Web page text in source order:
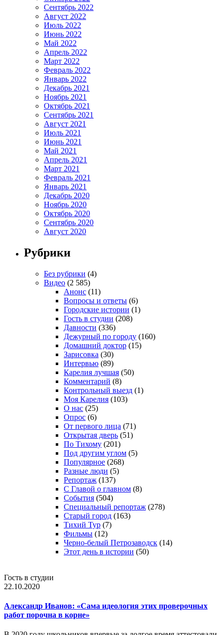
Сентябрь 2022
Август 2022
Июль 2022
Июнь 2022
Май 2022
Апрель 2022
Март 2022
Февраль 2022
Январь 2022
Декабрь 2021
Ноябрь 2021
Октябрь 2021
Сентябрь 2021
Август 2021
Июль 2021
Июнь 2021
Май 2021
Апрель 2021
Март 2021
Февраль 2021
Январь 2021
Декабрь 2020
Ноябрь 2020
Октябрь 2020
Сентябрь 2020
Август 2020
Рубрики
Без рубрики (4)
Видео (2 585)
Анонс (11)
Вопросы и ответы (6)
Городские истории (1)
Гость в студии (208)
Давности (336)
Дежурный по городу (160)
Домашний доктор (15)
Зарисовка (30)
Интервью (89)
Карелия лучшая (50)
Комментарий (8)
Контрольный выезд (1)
Моя Карелия (103)
О нас (25)
Опрос (6)
От первого лица (71)
Открытая дверь (51)
По Тихому (201)
Под другим углом (5)
Популярное (268)
Разные люди (5)
Репортаж (137)
С Главой о главном (8)
События (504)
Специальный репортаж (278)
Старый город (163)
Тихий Тур (7)
Фильмы (12)
Черно-белый Петрозаводск (14)
Этот день в истории (50)
Гость в студии
22.10.2020
Александр Иванов: «Сама идеология этих проверочных
работ порочна в корне»